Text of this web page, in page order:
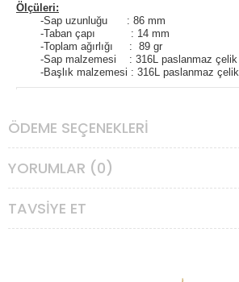
Ölçüleri:
-Sap uzunluğu : 86 mm
-Taban çapı : 14 mm
-Toplam ağırlığı : 89 gr
-Sap malzemesi : 316L paslanmaz çelik
-Başlık malzemesi : 316L paslanmaz çelik
Başlık Türü
:
Koruma Barı
Agresiflik
Düzeyi
: Agresif
ÖDEME SEÇENEKLERI
YORUMLAR (0)
TAVSIYE ET